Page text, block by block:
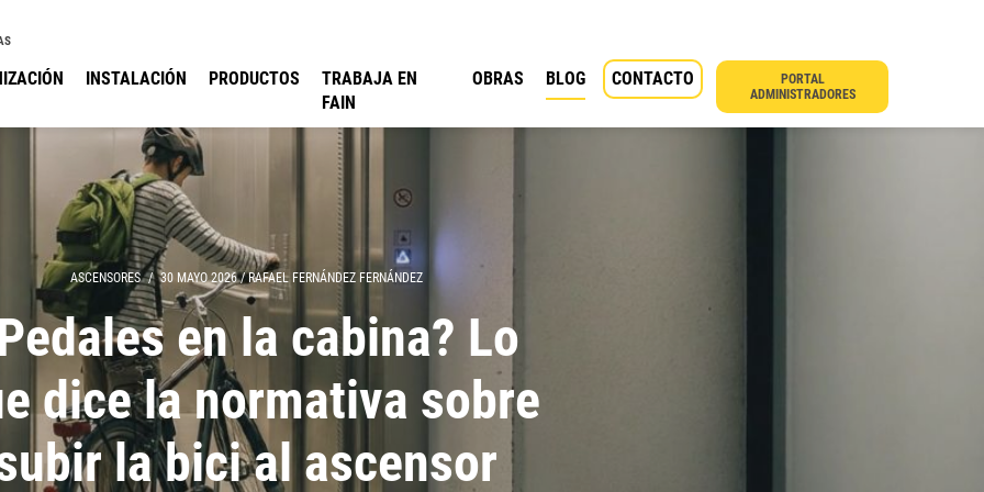
INSTALACIÓN PRODUCTOS
TRABAJA EN
FAIN
OBRAS BLOG CONTACTO
PORTAL
ADMINISTRADORES
ASCENSORES / 30 MAYO 2026 /RAFAEL FERNÁNDEZ FERNÁNDEZ
en la cabina? Lo
dice la normativa sobre
la bici al ascensor